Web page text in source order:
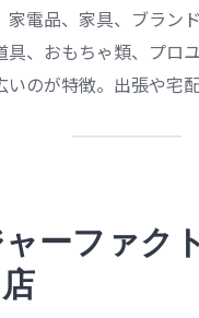
家電品、家具、ブラン
具、おもちゃ類、プロ
いのが特徴。出張や宅配
ャーファク